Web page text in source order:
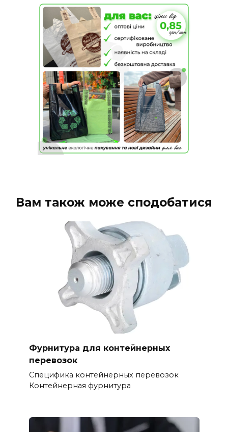
Вам також може сподобатися
Фурнитура для контейнерных
перевозок
Специфика контейнерных перевозок
Контейнерная фурнитура